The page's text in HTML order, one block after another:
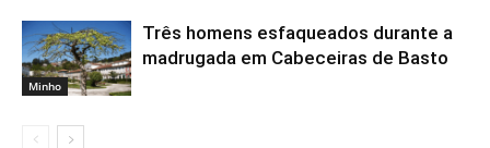
Minho
Três homens esfaqueados durante a
madrugada em Cabeceiras de Basto